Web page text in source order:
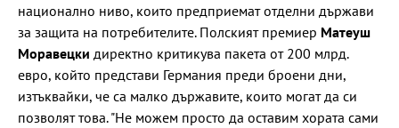
национално ниво, които предприемат отделни държави
за защита на потребителите. Полският премиер Матеуш
Моравецки директно критикува пакета от 200 млрд.
евро, който представи Германия преди броени дни,
изтъквайки, че са малко държавите, които могат да си
позволят това. "Не можем просто да оставим хората сами